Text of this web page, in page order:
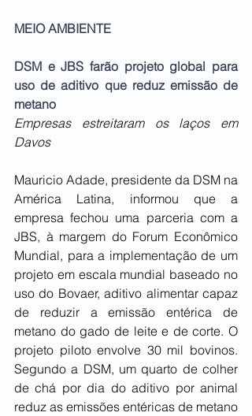
MEIO AMBIENTE
DSM e JBS farão projeto global para
uso de aditivo que reduz emissão de
metano
Empresas estreitaram os laços em
Davos
Mauricio Adade, presidente da DSM na
América Latina, informou que a
empresa fechou uma parceria com a
JBS, à margem do Forum Econômico
Mundial, para a implementação de um
projeto em escala mundial baseado no
uso do Bovaer, aditivo alimentar capaz
de reduzir a emissão entérica de
metano do gado de leite e de corte. O
projeto piloto envolve 30 mil bovinos.
Segundo a DSM, um quarto de colher
de chá por dia do aditivo por animal
reduz as emissões entéricas de metano